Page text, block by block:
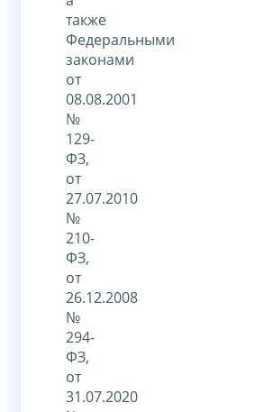
также
Федеральными
законами
от
08.08.2001
№
129-
ФЗ,
от
27.07.2010
№
210-
ФЗ,
от
26.12.2008
№
294-
ФЗ,
от
31.07.2020